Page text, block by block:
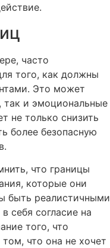
часто
того, как должны
Это может
так и эмоциональные
не только снизить
более безопасную
что границы
которые они
быть реалистичными
себя согласие на
того, что
что она не хочет